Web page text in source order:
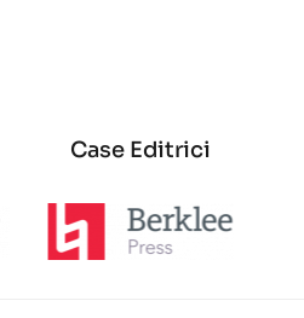
Case Editrici